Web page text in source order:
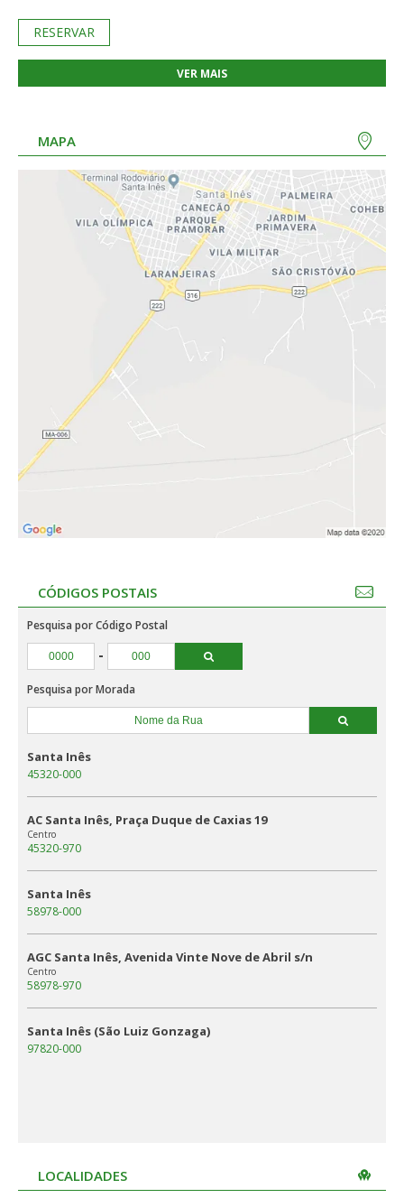
RESERVAR
VER MAIS
MAPA
CÓDIGOS POSTAIS
Pesquisa por Código Postal
-
Pesquisa por Morada
Santa Inês
45320-000
AC Santa Inês, Praça Duque de Caxias 19
Centro
45320-970
Santa Inês
58978-000
AGC Santa Inês, Avenida Vinte Nove de Abril s/n
Centro
58978-970
Santa Inês (São Luiz Gonzaga)
97820-000
LOCALIDADES